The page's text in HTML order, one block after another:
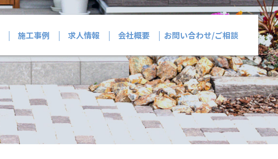
施工事例 求人情報 会社概要 お問い合わせ/ご相談